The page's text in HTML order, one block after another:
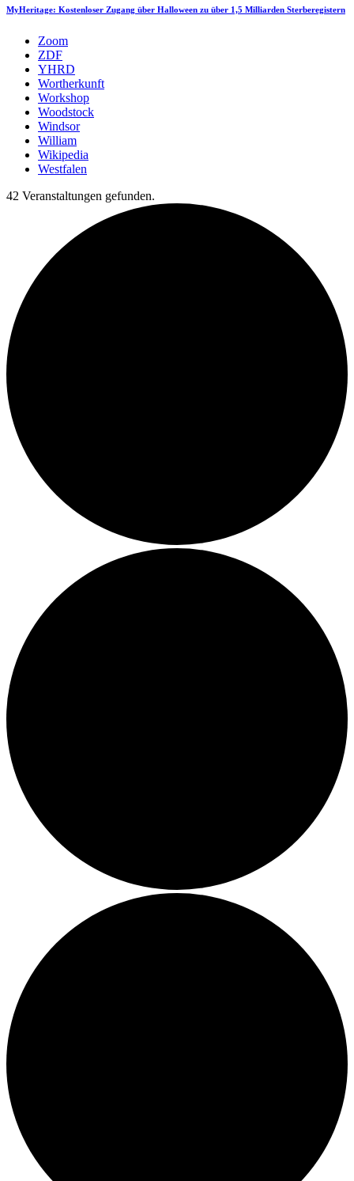
MyHeritage: Kostenloser Zugang über Halloween zu über 1,5 Milliarden Sterberegistern
Zoom
ZDF
YHRD
Wortherkunft
Workshop
Woodstock
Windsor
William
Wikipedia
Westfalen
42 Veranstaltungen gefunden.